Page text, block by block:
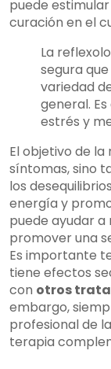
puede
curación en el
La
segura
variedad
general.
estrés y
El objetivo de
síntomas, sino
los
energía y
puede ayudar
promover una
Es importante
tiene efectos
con otros
embargo,
profesional de
terapia